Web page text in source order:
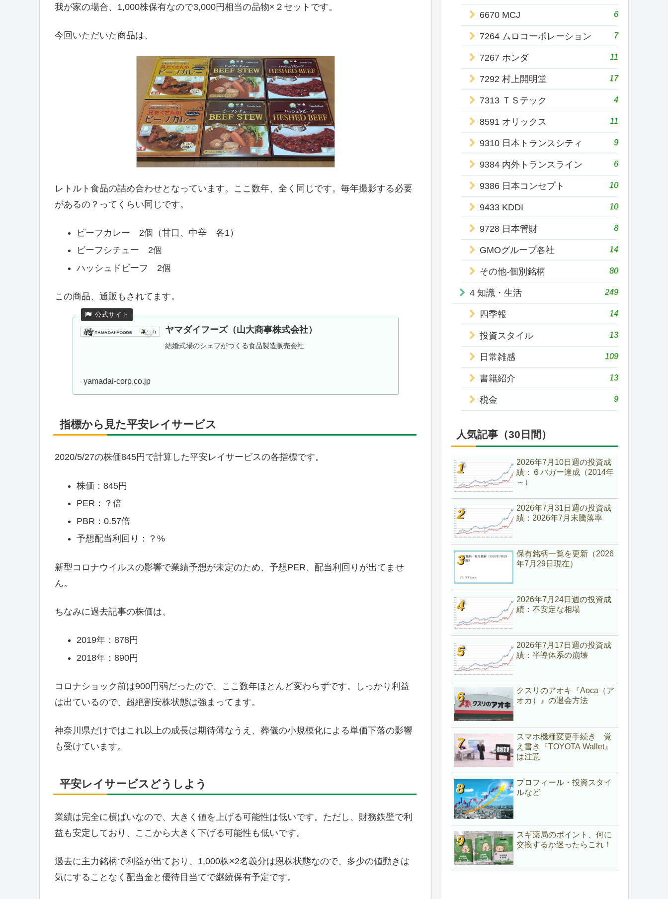
我が家の場合、1,000株保有なので3,000円相当の品物×２セットです。
今回いただいた商品は、
レトルト食品の詰め合わせとなっています。ここ数年、全く同じです。毎年撮影する必要
があるの？ってくらい同じです。
ビーフカレー 2個（甘口、中辛 各1）
ビーフシチュー 2個
ハッシュドビーフ 2個
この商品、通販もされてます。
ヤマダイフーズ（山大商事株式会社）
結婚式場のシェフがつくる食品製造販売会社
yamadai-corp.co.jp
指標から見た平安レイサービス
2020/5/27の株価845円で計算した平安レイサービスの各指標です。
株価：845円
PER：？倍
PBR：0.57倍
予想配当利回り：？%
新型コロナウイルスの影響で業績予想が未定のため、予想PER、配当利回りが出てませ
ん。
ちなみに過去記事の株価は、
2019年：878円
2018年：890円
コロナショック前は900円弱だったので、ここ数年ほとんど変わらずです。しっかり利益
は出ているので、超絶割安株状態は強まってます。
神奈川県だけではこれ以上の成長は期待薄なうえ、葬儀の小規模化による単価下落の影響
も受けています。
平安レイサービスどうしよう
業績は完全に横ばいなので、大きく値を上げる可能性は低いです。ただし、財務鉄壁で利
益も安定しており、ここから大きく下げる可能性も低いです。
過去に主力銘柄で利益が出ており、1,000株×2名義分は恩株状態なので、多少の値動きは
気にすることなく配当金と優待目当てで継続保有予定です。
6670 MCJ 6
7264 ムロコーポレーション 7
7267 ホンダ 11
7292 村上開明堂 17
7313 ＴＳテック 4
8591 オリックス 11
9310 日本トランスシティ 9
9384 内外トランスライン 6
9386 日本コンセプト 10
9433 KDDI 10
9728 日本管財 8
GMOグループ各社 14
その他-個別銘柄 80
4 知識・生活 249
四季報 14
投資スタイル 13
日常雑感 109
書籍紹介 13
税金 9
人気記事（30日間）
2026年7月10日週の投資成
績：６バガー達成（2014年
～）
2026年7月31日週の投資成
績：2026年7月末騰落率
保有銘柄一覧を更新（2026
年7月29日現在）
2026年7月24日週の投資成
績：不安定な相場
2026年7月17日週の投資成
績：半導体系の崩壊
クスリのアオキ『Aoca（ア
オカ）』の退会方法
スマホ機種変更手続き 覚
え書き『TOYOTA Wallet』
は注意
プロフィール・投資スタイ
ルなど
スギ薬局のポイント、何に
交換するか迷ったらこれ！